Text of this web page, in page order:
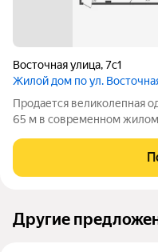
Восточная улица,7с1
Жилой дом по ул.
Продается великолепная
65 м в современном жилом
кирпично-монолитного
заселению. Квартира
Другие